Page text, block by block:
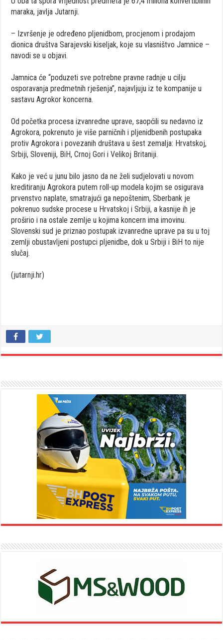
maraka, javlja Jutarnji.
– Izvršenje je određeno pljenidbom, procjenom i prodajom
dionica društva Sarajevski kiseljak, koje su vlasništvo Jamnice –
navodi se u objavi.
Jamnica će “poduzeti sve potrebne pravne radnje u cilju
osporavanja predmetnih rješenja”, najavljuju iz te kompanije u
sastavu Agrokor koncerna.
Od početka procesa izvanredne uprave, saopćili su nedavno iz
Agrokora, pokrenuto je više parničnih i pljenidbenih postupaka
protiv Agrokora i povezanih društava u šest zemalja: Hrvatskoj,
Srbiji, Sloveniji, BiH, Crnoj Gori i Velikoj Britaniji.
Kako je već u junu bilo jasno da ne želi sudjelovati u novom
kreditiranju Agrokora putem roll-up modela kojim se osigurava
prvenstvo naplate, smatrajući ga nepoštenim, Sberbank je
pokrenuo sudske procese u Hrvatskoj i Srbiji, a kasnije ih je
proširio i na ostale zemlje u kojima koncern ima imovinu.
Slovenski sud je priznao postupak izvanredne uprave pa su u toj
zemlji obustavljeni postupci pljenidbe, dok u Srbiji i BiH to nije
slučaj.
(jutarnji.hr)